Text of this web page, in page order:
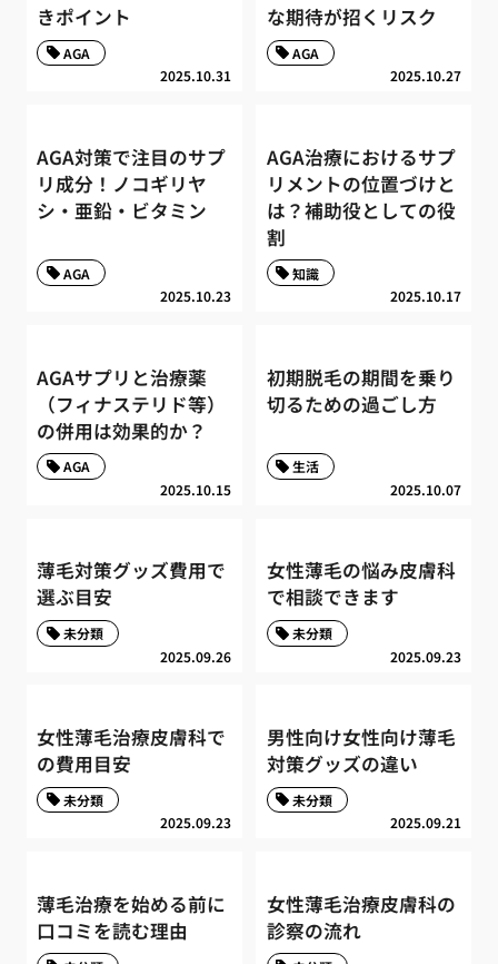
きポイント
2025.10.31
AGA
な期待が招くリスク
2025.10.27
AGA
AGA対策で注目のサプ
リ成分！ノコギリヤ
シ・亜鉛・ビタミン
2025.10.23
AGA
AGA治療におけるサプ
リメントの位置づけと
は？補助役としての役
割
2025.10.17
知識
AGAサプリと治療薬
（フィナステリド等）
の併用は効果的か？
2025.10.15
AGA
初期脱毛の期間を乗り
切るための過ごし方
2025.10.07
生活
薄毛対策グッズ費用で
選ぶ目安
2025.09.26
未分類
女性薄毛の悩み皮膚科
で相談できます
2025.09.23
未分類
女性薄毛治療皮膚科で
の費用目安
2025.09.23
未分類
男性向け女性向け薄毛
対策グッズの違い
2025.09.21
未分類
薄毛治療を始める前に
口コミを読む理由
女性薄毛治療皮膚科の
診察の流れ